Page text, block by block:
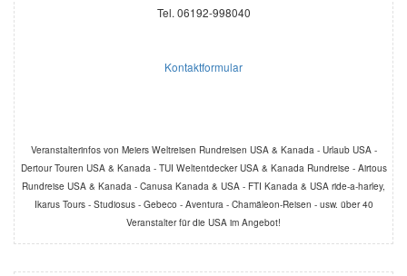
Tel. 06192-998040
Kontaktformular
Veranstalterinfos von Meiers Weltreisen Rundreisen USA & Kanada - Urlaub USA -
Dertour Touren USA & Kanada - TUI Weltentdecker USA & Kanada Rundreise - Airtous
Rundreise USA & Kanada - Canusa Kanada & USA - FTI Kanada & USA ride-a-harley,
Ikarus Tours - Studiosus - Gebeco - Aventura - Chamäleon-Reisen - usw. über 40
Veranstalter für die USA im Angebot!